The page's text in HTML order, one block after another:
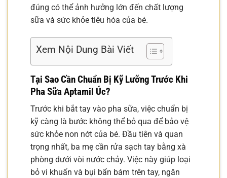
đúng có thể ảnh hưởng lớn đến chất lượng
sữa và sức khỏe tiêu hóa của bé.
Xem Nội Dung Bài Viết
Tại Sao Cần Chuẩn Bị Kỹ Lưỡng Trước Khi
Pha Sữa Aptamil Úc?
Trước khi bắt tay vào pha sữa, việc chuẩn bị
kỹ càng là bước không thể bỏ qua để bảo vệ
sức khỏe non nớt của bé. Đầu tiên và quan
trọng nhất, ba mẹ cần rửa sạch tay bằng xà
phòng dưới vòi nước chảy. Việc này giúp loại
bỏ vi khuẩn và bụi bẩn bám trên tay, ngăn